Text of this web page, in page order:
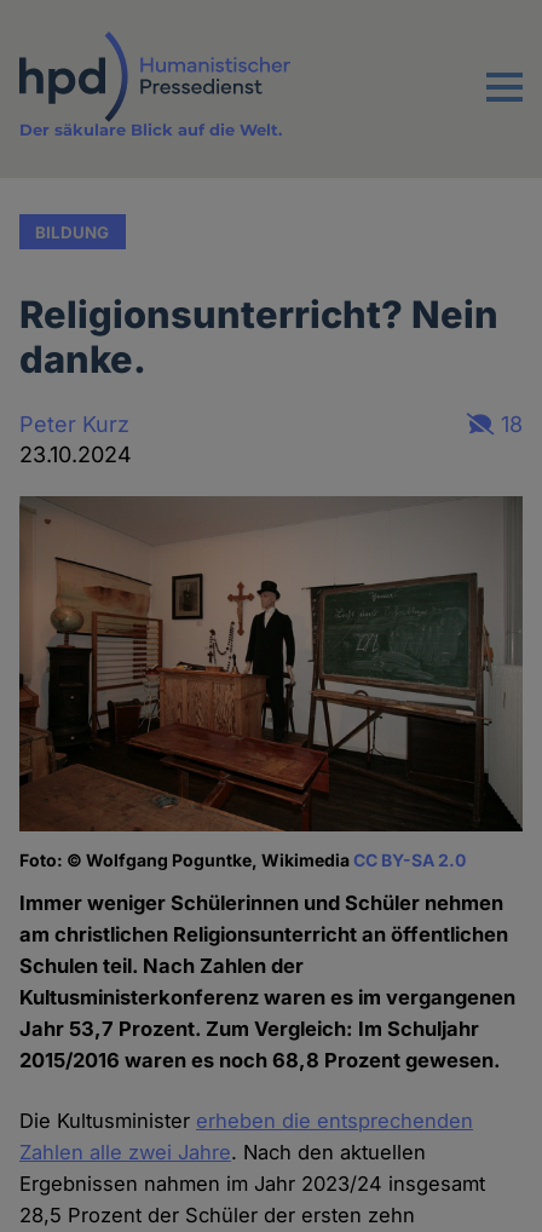
Inhalt
Menu
Der säkulare Blick auf die Welt.
BILDUNG
Religionsunterricht? Nein
danke.
Peter Kurz
23.10.2024
18
Foto: © Wolfgang Poguntke, WikimediaCC BY-SA 2.0
Immer weniger Schülerinnen und Schüler nehmen
am christlichen Religionsunterricht an öffentlichen
Schulen teil. Nach Zahlen der
Kultusministerkonferenz waren es im vergangenen
Jahr 53,7 Prozent. Zum Vergleich: Im Schuljahr
2015/2016 waren es noch 68,8 Prozent gewesen.
Die Kultusminister erheben die entsprechenden
Zahlen alle zwei Jahre. Nach den aktuellen
Ergebnissen nahmen im Jahr 2023/24 insgesamt
28,5 Prozent der Schüler der ersten zehn